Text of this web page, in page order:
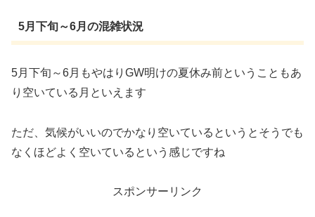
5月下旬～6月の混雑状況
5月下旬～6月もやはりGW明けの夏休み前ということもあ
り空いている月といえます
ただ、気候がいいのでかなり空いているというとそうでも
なくほどよく空いているという感じですね
スポンサーリンク